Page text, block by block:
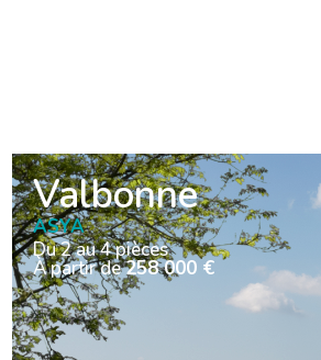
Valbonne
ASYA
Du 2 au 4 pièces
À partir de258 000 €